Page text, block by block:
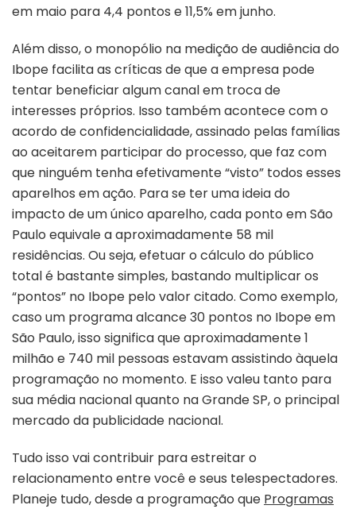
em maio para 4,4 pontos e 11,5% em junho.
Além disso, o monopólio na medição de audiência do
Ibope facilita as críticas de que a empresa pode
tentar beneficiar algum canal em troca de
interesses próprios. Isso também acontece com o
acordo de confidencialidade, assinado pelas famílias
ao aceitarem participar do processo, que faz com
que ninguém tenha efetivamente “visto” todos esses
aparelhos em ação. Para se ter uma ideia do
impacto de um único aparelho, cada ponto em São
Paulo equivale a aproximadamente 58 mil
residências. Ou seja, efetuar o cálculo do público
total é bastante simples, bastando multiplicar os
“pontos” no Ibope pelo valor citado. Como exemplo,
caso um programa alcance 30 pontos no Ibope em
São Paulo, isso significa que aproximadamente 1
milhão e 740 mil pessoas estavam assistindo àquela
programação no momento. E isso valeu tanto para
sua média nacional quanto na Grande SP, o principal
mercado da publicidade nacional.
Tudo isso vai contribuir para estreitar o
relacionamento entre você e seus telespectadores.
Planeje tudo, desde a programação que Programas